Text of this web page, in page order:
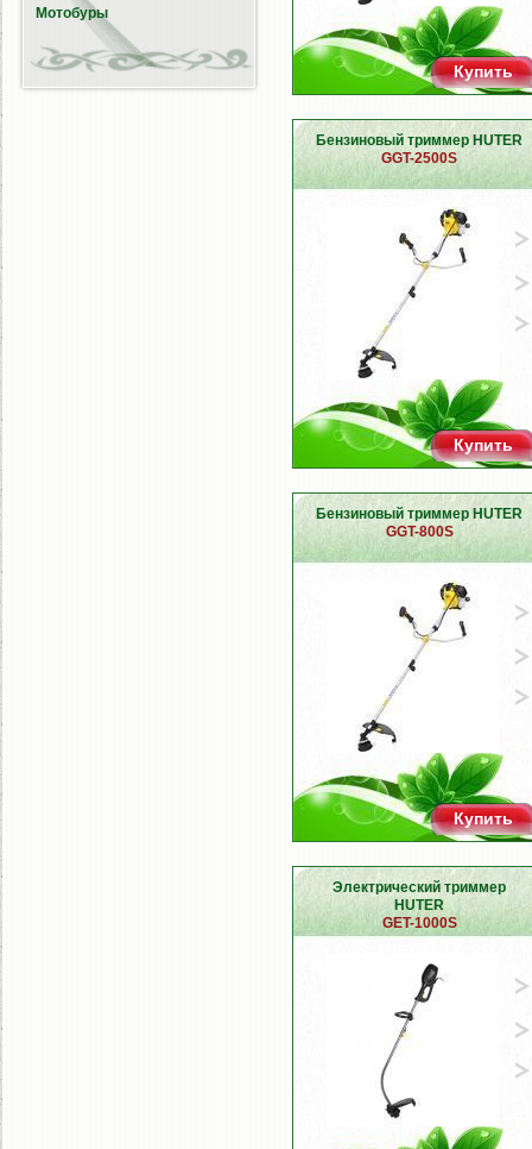
Купить
Бензиновый триммер HUTER
GGT-2500S
Купить
Бензиновый триммер HUTER
GGT-800S
Купить
Электрический триммер
HUTER
GET-1000S
Мотобуры